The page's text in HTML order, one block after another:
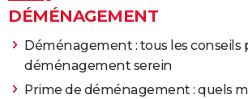
modèle > Guide
d'adresse> Guide
Déménagement changement
DÉMÉNAGEMENT
Déménagement : tous les conseils
déménagement serein
Prime de déménagement : quels